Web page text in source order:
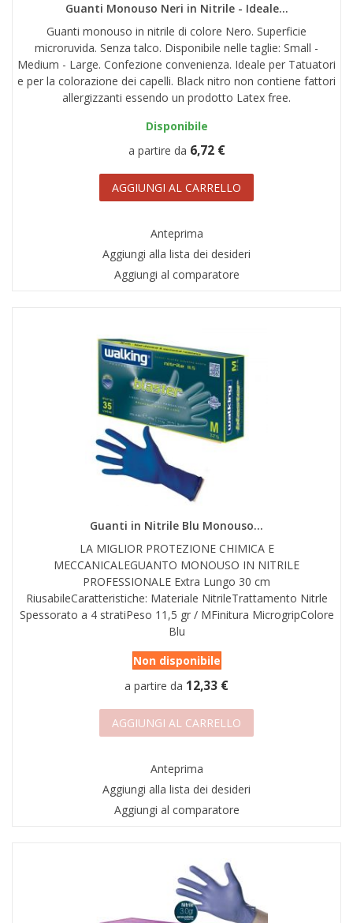
Guanti Monouso Neri in Nitrile - Ideale...
Guanti monouso in nitrile di colore Nero. Superficie
microruvida. Senza talco. Disponibile nelle taglie: Small -
Medium - Large. Confezione convenienza. Ideale per Tatuatori
e per la colorazione dei capelli. Black nitro non contiene fattori
allergizzanti essendo un prodotto Latex free.
Disponibile
a partire da 6,72 €
AGGIUNGI AL CARRELLO
Anteprima
Aggiungi alla lista dei desideri
Aggiungi al comparatore
Guanti in Nitrile Blu Monouso...
LA MIGLIOR PROTEZIONE CHIMICA E
MECCANICALEGUANTO MONOUSO IN NITRILE
PROFESSIONALE Extra Lungo 30 cm
RiusabileCaratteristiche: Materiale NitrileTrattamento Nitrle
Spessorato a 4 stratiPeso 11,5 gr / MFinitura MicrogripColore
Blu
Non disponibile
a partire da 12,33 €
AGGIUNGI AL CARRELLO
Anteprima
Aggiungi alla lista dei desideri
Aggiungi al comparatore